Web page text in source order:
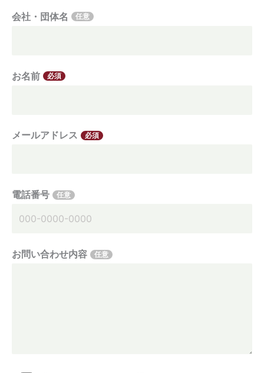
会社・団体名 任意
お名前 必須
メールアドレス 必須
電話番号 任意
お問い合わせ内容 任意